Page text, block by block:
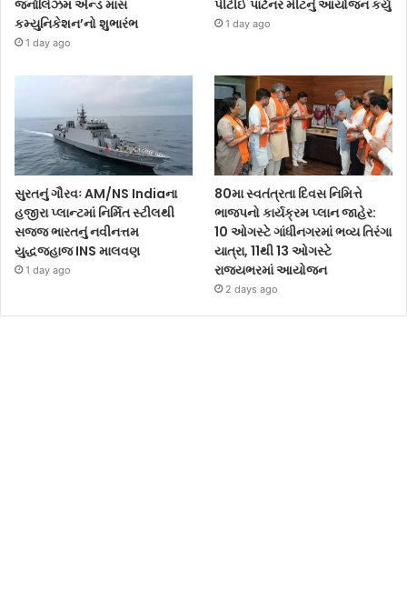
જર્નાલિઝમ એન્ડ માસ
કમ્યુનિકેશન’નો શુભારંભ
1 day ago
પીટીઈ પાર્ટનર મીટનું આયોજન કર્યું
1 day ago
સુરતનું ગૌરવઃ AM/NS Indiaના
હજીરા પ્લાન્ટમાં નિર્મિત સ્ટીલથી
સજ્જ ભારતનું નવીનત્તમ
યુદ્ધજહાજ INS માલવણ
1 day ago
80મા સ્વતંત્રતા દિવસ નિમિત્તે
ભાજપનો કાર્યક્રમ પ્લાન જાહેર:
10 ઓગસ્ટે ગાંધીનગરમાં ભવ્ય તિરંગા
યાત્રા, 11થી 13 ઓગસ્ટે
રાજ્યભરમાં આયોજન
2 days ago